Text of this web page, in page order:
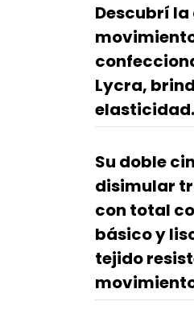
Descubrí la
Lycra,
elasticidad.
Su doble
disimular
con total
básico y
tejido